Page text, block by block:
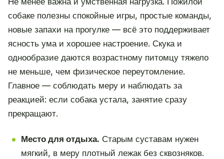
собаке полезны спокойные игры, простые команды,
новые запахи на прогулке — всё это поддерживает
ясность ума и хорошее настроение. Скука и
однообразие даются возрастному питомцу тяжело
не меньше, чем физическое переутомление.
Главное — соблюдать меру и наблюдать за
реакцией: если собака устала, занятие сразу
прекращают.
Место для отдыха. Старым суставам нужен
мягкий, в меру плотный лежак без сквозняков.